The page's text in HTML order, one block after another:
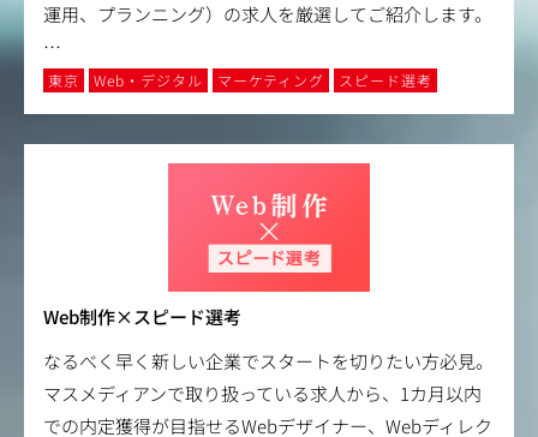
運用、プランニング）の求人を厳選してご紹介します。
…
東京 Web・デジタル マーケティング スピード選考
Web制作×スピード選考
なるべく早く新しい企業でスタートを切りたい方必見。
マスメディアンで取り扱っている求人から、1カ月以内
での内定獲得が目指せるWebデザイナー、Webディレク